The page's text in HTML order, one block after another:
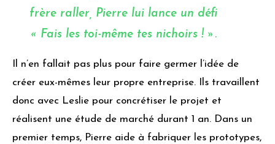
frère raller, Pierre lui lance un défi
« Fais les toi-même tes nichoirs ! ».
Il n’en fallait pas plus pour faire germer l’idée de
créer eux-mêmes leur propre entreprise. Ils travaillent
donc avec Leslie pour concrétiser le projet et
réalisent une étude de marché durant 1 an. Dans un
premier temps, Pierre aide à fabriquer les prototypes,